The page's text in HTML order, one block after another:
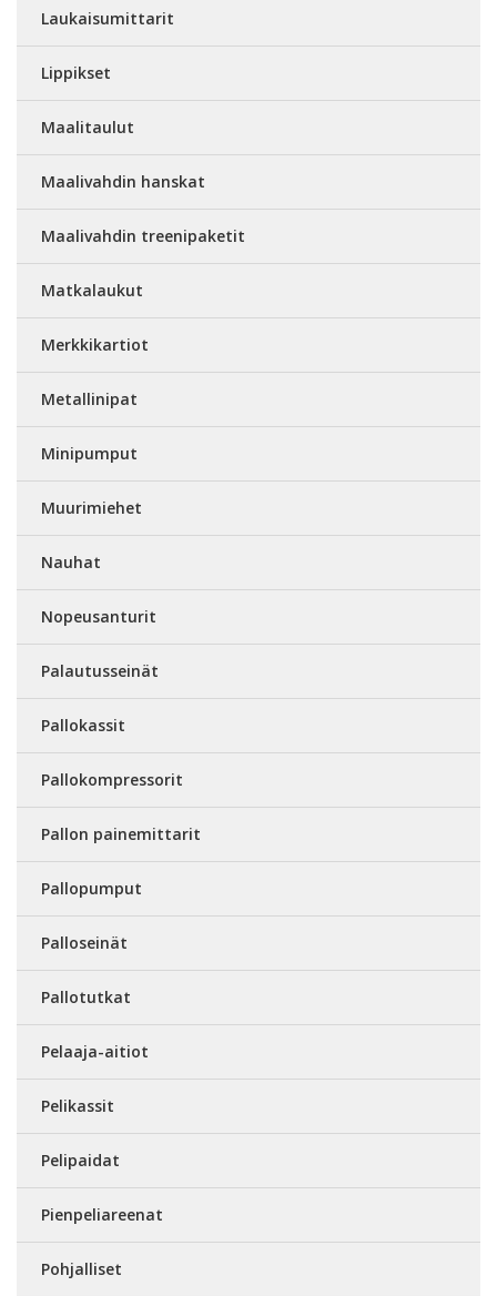
Laukaisumittarit
Lippikset
Maalitaulut
Maalivahdin hanskat
Maalivahdin treenipaketit
Matkalaukut
Merkkikartiot
Metallinipat
Minipumput
Muurimiehet
Nauhat
Nopeusanturit
Palautusseinät
Pallokassit
Pallokompressorit
Pallon painemittarit
Pallopumput
Palloseinät
Pallotutkat
Pelaaja-aitiot
Pelikassit
Pelipaidat
Pienpeliareenat
Pohjalliset